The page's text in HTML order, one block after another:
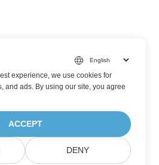
experience, we use cookies for
and ads. By using our site, you agree
ACCEPT
DENY